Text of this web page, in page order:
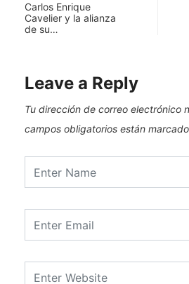
Carlos Enrique
Cavelier y la alianza
de su…
Leave a Reply
Tu dirección de correo electrónico
campos obligatorios están